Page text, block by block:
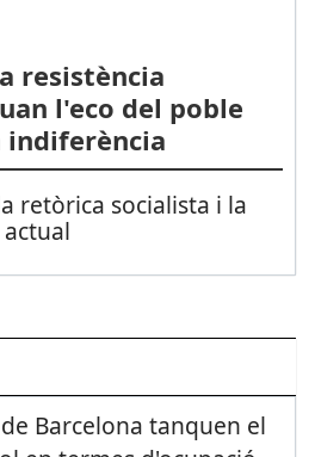
resistència
l'eco del poble
indiferència
retòrica socialista i la